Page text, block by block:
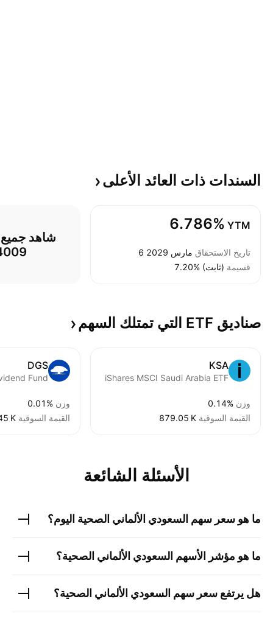
السندات ذات العائد الأعلى
6.786% YTM
تاريخ الاستحقاق 6 مارس 2029
قسيمة 7.20% (ثابت)
صناديق ETF التي تمتلك السهم
KSA
iShares MSCI Saudi Arabia ETF
وزن 0.14%
القيمة السوقية ‪879.05 K‬
DGS
وزن 0.01%
القيمة السوقية K‬
الأسئلة الشائعة
ما هو سعر سهم السعودي الألماني الصحية اليوم؟
ما هو مؤشر الأسهم السعودي الألماني الصحية؟
هل يرتفع سعر سهم السعودي الألماني الصحية؟